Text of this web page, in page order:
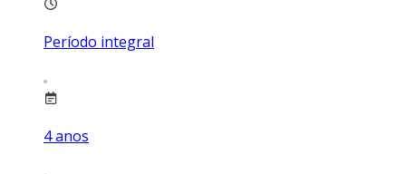
Período integral
4anos